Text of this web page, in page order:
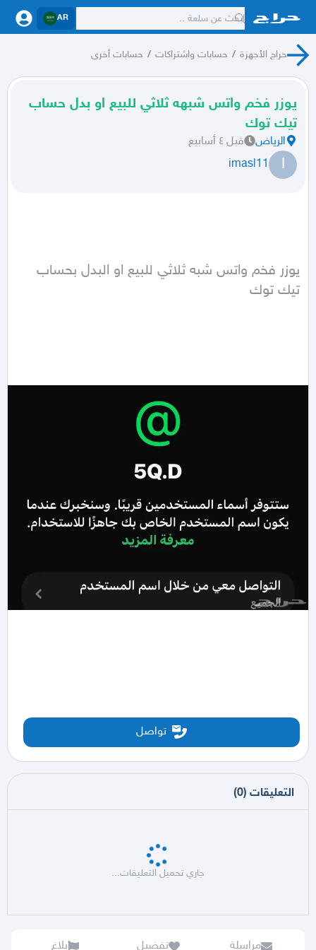
AR
حراج الأجهزة / حسابات واشتراكات / حسابات أخرى
يوزر فخم واتس شبهه ثلاثي للبيع او بدل حساب
تيك توك
الرياض قبل ٤ أسابيع
I
imasl11
تيك توك
تواصل
التعليقات (
0
)
جاري تحميل التعليقات...
مراسلة تفضيل بلاغ